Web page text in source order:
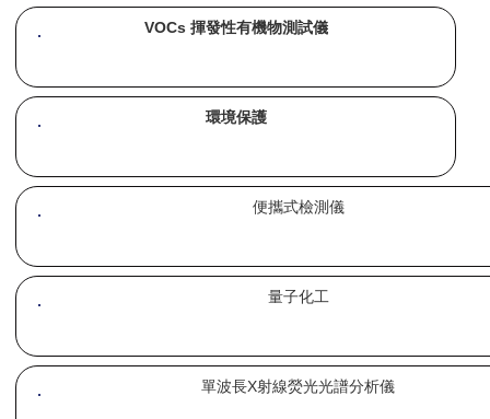
VOCs 揮發性有機物測試儀
環境保護
便攜式檢測儀
量子化工
單波長X射線熒光光譜分析儀